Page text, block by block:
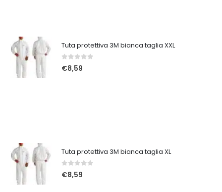
Tuta protettiva 3M bianca taglia XXL
0Su 5
€8,59
Tuta protettiva 3M bianca taglia XL
0Su 5
€8,59